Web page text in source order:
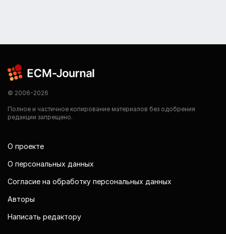
© 2006-2026
Полное и частичное копирование материалов без одобрения
редакции запрещено.
О проекте
О персональных данных
Согласие на обработку персональных данных
Авторы
Написать редактору